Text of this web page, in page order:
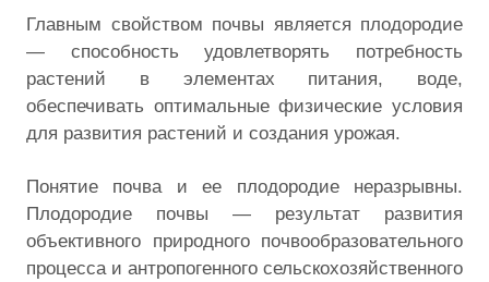
Главным свойством почвы является плодородие
— способность удовлетворять потребность
растений в элементах питания, воде,
обеспечивать оптимальные физические условия
для развития растений и создания урожая.
Понятие почва и ее плодородие неразрывны.
Плодородие почвы — результат развития
объективного природного почвообразовательного
процесса и антропогенного сельскохозяйственного